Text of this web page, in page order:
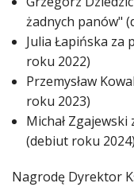
żadnych panów"
Julia Łapińska za
roku 2022)
Przemysław
roku 2023)
Michał
(debiut roku 2024)
Nagrodę Dyrektor